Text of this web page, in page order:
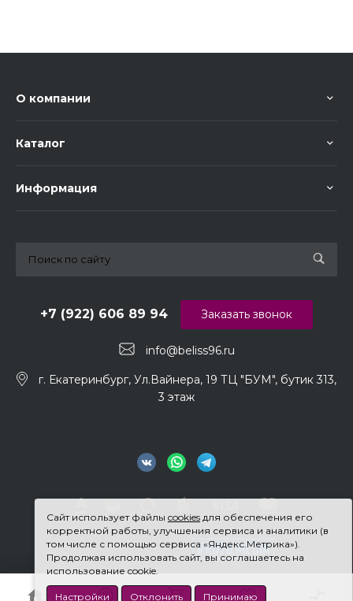
Сайт использует файлы cookiesдля обеспечения его
корректной работы, улучшения сервиса и аналитики (в
том числе с помощью сервиса «Яндекс.Метрика»).
Продолжая использовать сайт, вы соглашаетесь на
использование cookie.
Настройки Отклонить Принимаю
О компании
Каталог
Информация
+7 (922) 606 89 94
info@beliss96.ru
Заказать звонок
г. Екатеринбург, Ул.Вайнера, 19 ТЦ "БУМ", бутик 313,
3 этаж